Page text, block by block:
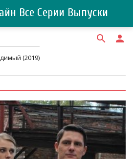
Все Серии Выпуски
search person
(2019)